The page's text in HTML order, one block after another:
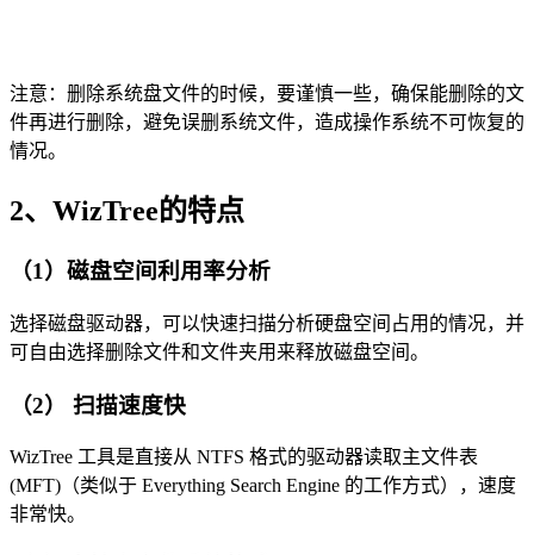
注意：删除系统盘文件的时候，要谨慎一些，确保能删除的文
件再进行删除，避免误删系统文件，造成操作系统不可恢复的
情况。
2、WizTree的特点
（1）磁盘空间利用率分析
选择磁盘驱动器，可以快速扫描分析硬盘空间占用的情况，并
可自由选择删除文件和文件夹用来释放磁盘空间。
（2） 扫描速度快
WizTree 工具是直接从 NTFS 格式的驱动器读取主文件表
(MFT)（类似于 Everything Search Engine 的工作方式），速度
非常快。